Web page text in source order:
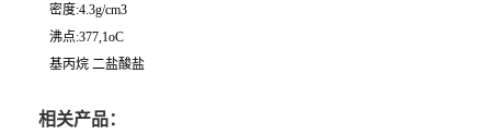
密度:4.3g/cm3
沸点:377,1oC
基丙烷 二盐酸盐
相关产品：